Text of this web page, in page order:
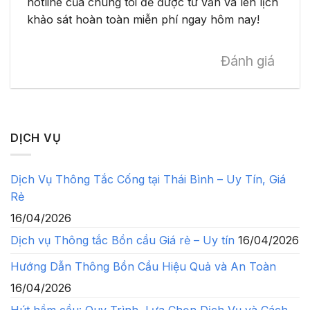
khảo sát hoàn toàn miễn phí ngay hôm nay!
Đánh giá
DỊCH VỤ
Dịch Vụ Thông Tắc Cống tại Thái Bình – Uy Tín, Giá
Rẻ
16/04/2026
Dịch vụ Thông tắc Bồn cầu Giá rẻ – Uy tín 16/04/2026
Hướng Dẫn Thông Bồn Cầu Hiệu Quả và An Toàn
16/04/2026